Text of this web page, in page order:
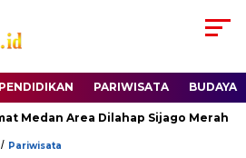
PENDIDIKAN PARIWISATA BUDAYA
Area Dilahap Sijago Merah
/ Pariwisata